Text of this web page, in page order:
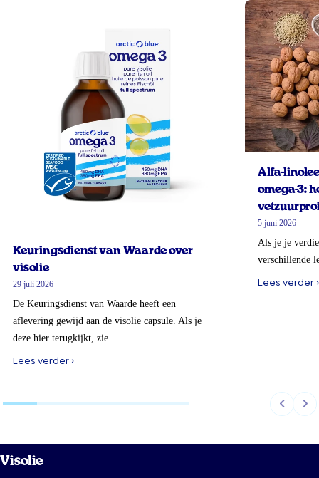
Keuringsdienst van Waarde over
visolie
29 juli 2026
De Keuringsdienst van Waarde heeft een
aflevering gewijd aan de visolie capsule. Als je
deze hier terugkijkt, zie...
Lees verder ›
Alfa-
omega-3:
5 juni 2026
Als je je
verschillende
Lees verder ›
Visolie